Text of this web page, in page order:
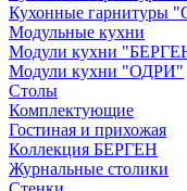
Кухонные гарнитуры
Модульные кухни
Модули кухни
Модули кухни "ОДРИ"
Столы
Комплектующие
Гостиная и прихожая
Коллекция БЕРГЕН
Журнальные столики